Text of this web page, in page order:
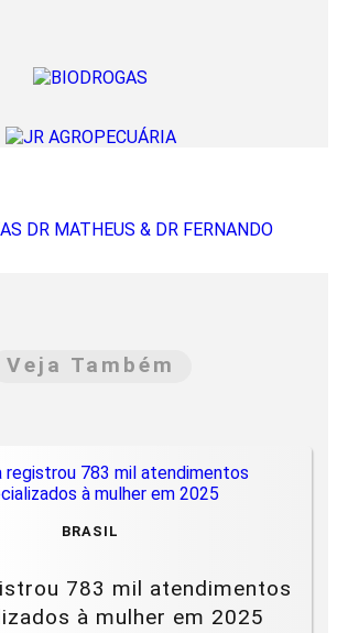
Veja Também
BRASIL
783 mil atendimentos
à mulher em 2025